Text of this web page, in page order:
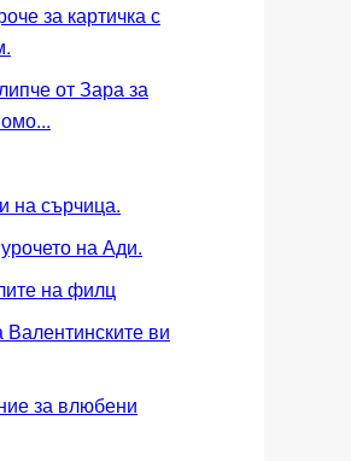
за картичка с
от Зара за
на сърчица.
на Ади.
на филц
Валентинските ви
за влюбени